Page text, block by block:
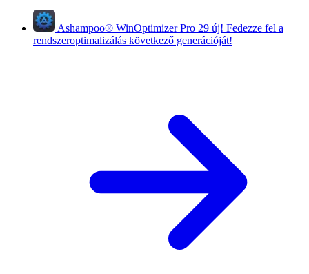
Ashampoo® WinOptimizer Pro 29 új! Fedezze fel a
rendszeroptimalizálás következő generációját!